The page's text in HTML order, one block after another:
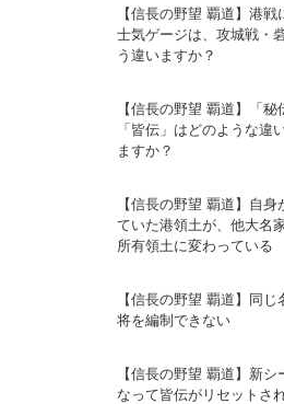
【信長の野望 覇道】港戦
士気ゲージは、攻城戦・
う違いますか？
【信長の野望 覇道】「秘
「皆伝」はどのような違
ますか？
【信長の野望 覇道】自身
ていた港領土が、他大名
所有領土に変わっている
【信長の野望 覇道】同じ
将を編制できない
【信長の野望 覇道】新シ
なって皆伝がリセットさ